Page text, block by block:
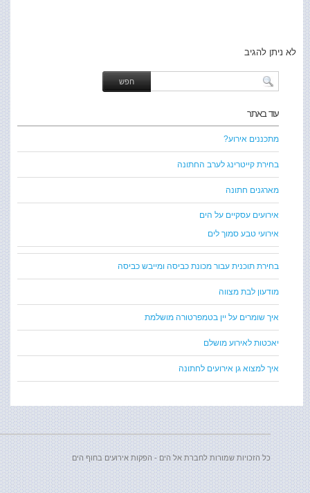
לא ניתן להגיב
עוד באתר
מתכננים אירוע?
בחירת קייטרינג לערב החתונה
מארגנים חתונה
אירועים עסקיים על הים
אירועי טבע סמוך לים
בחירת תוכנית עבור מכונת כביסה ומייבש כביסה
מודעון לבת מצווה
איך שומרים על יין בטמפרטורה מושלמת
יאכטות לאירוע מושלם
איך למצוא גן אירועים לחתונה
כל הזכויות שמורות לחברת אל הים - הפקות אירועים בחוף הים